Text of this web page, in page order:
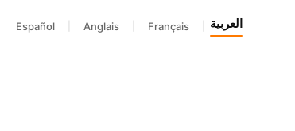
العربية Français
Anglais
Español